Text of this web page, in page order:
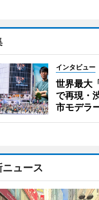
インタビュー
世界最大
で再現・
市モデラ
ュース